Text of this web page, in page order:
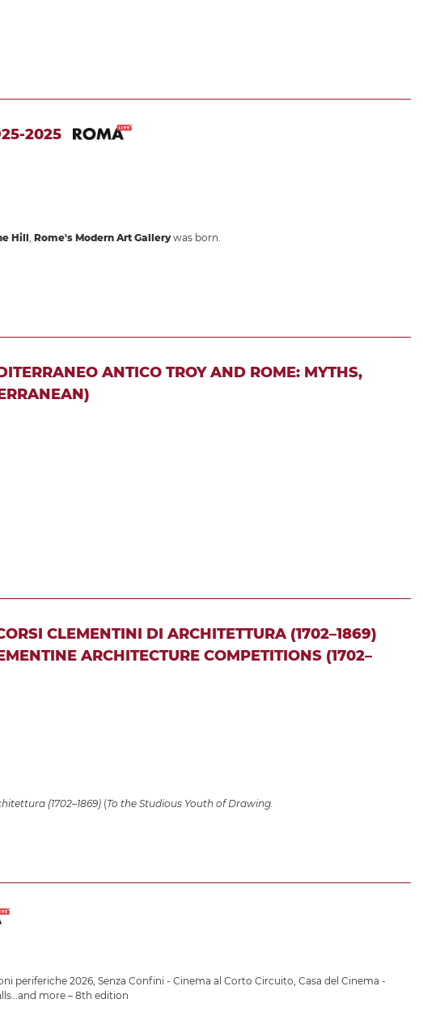
2025
Hill, Rome's Modern Art Gallerywas born.
ANTICO TROY AND ROME: MYTHS,
CLEMENTINI DI ARCHITETTURA (1702–1869)
ARCHITECTURE COMPETITIONS (1702–
(1702–1869) (To the Studious Youth of Drawing.
periferiche 2026 Senza Confini - Cinema al Corto Circuito Casa del Cinema -
more – 8th edition